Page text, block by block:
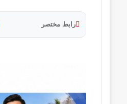
رابط مختصر